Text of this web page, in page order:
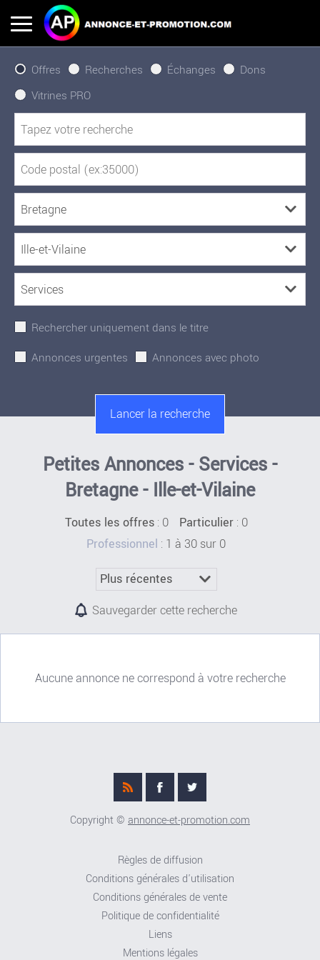
Offres Recherches Échanges
Dons
Vitrines PRO
Rechercher uniquement dans le titre
Annonces urgentes
Annonces avec photo
Petites Annonces - Services -
Bretagne - Ille-et-Vilaine
Toutes les offres: 0 Particulier: 0
Professionnel : 1 à 30 sur 0
Sauvegarder cette recherche
Aucune annonce ne correspond à votre recherche
Copyright © annonce-et-promotion.com
Règles de diffusion
Conditions générales d'utilisation
Conditions générales de vente
Politique de confidentialité
Liens
Mentions légales